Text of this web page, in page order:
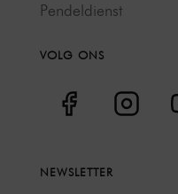
Pendeldienst
VOLG ONS
NEWSLETTER